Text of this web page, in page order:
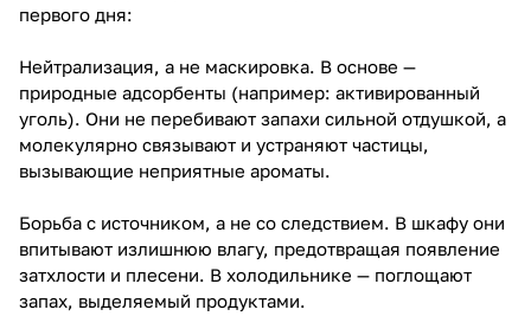
первого дня:
Нейтрализация, а не маскировка. В основе —
природные адсорбенты (например: активированный
уголь). Они не перебивают запахи сильной отдушкой, а
молекулярно связывают и устраняют частицы,
вызывающие неприятные ароматы.
Борьба с источником, а не со следствием. В шкафу они
впитывают излишнюю влагу, предотвращая появление
затхлости и плесени. В холодильнике — поглощают
запах, выделяемый продуктами.